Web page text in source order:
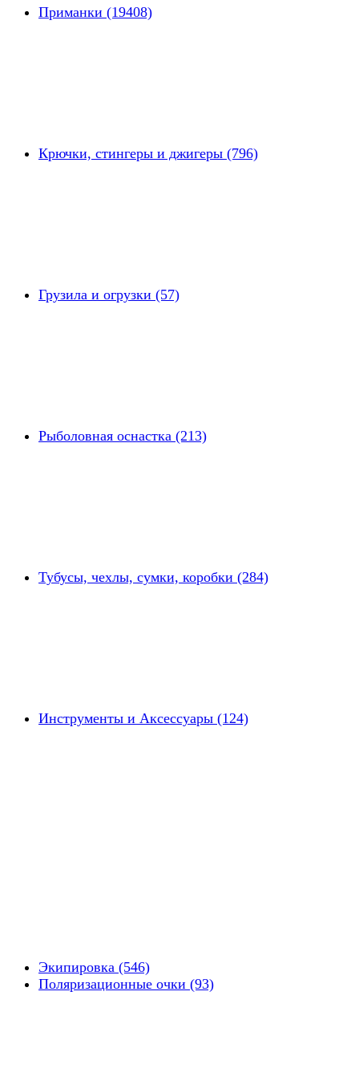
Приманки (19408)
Крючки, стингеры и джигеры (796)
Грузила и огрузки (57)
Рыболовная оснастка (213)
Тубусы, чехлы, сумки, коробки (284)
Инструменты и Аксессуары (124)
Экипировка (546)
Поляризационные очки (93)